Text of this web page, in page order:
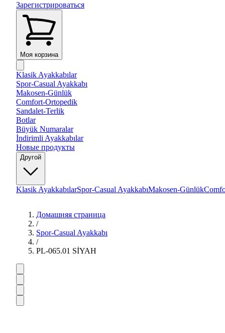
Зарегистрироваться
Моя корзина
Klasik Ayakkabılar
Spor-Casual Ayakkabı
Makosen-Günlük
Comfort-Ortopedik
Sandalet-Terlik
Botlar
Büyük Numaralar
İndirimli Ayakkabılar
Новые продукты
Другой
Klasik AyakkabılarSpor-Casual AyakkabıMakosen-Günlük
Домашняя страница
/
Spor-Casual Ayakkabı
/
PL-065.01 SİYAH